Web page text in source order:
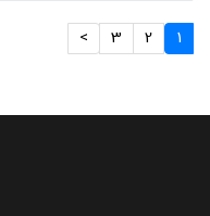
1
2
3
>